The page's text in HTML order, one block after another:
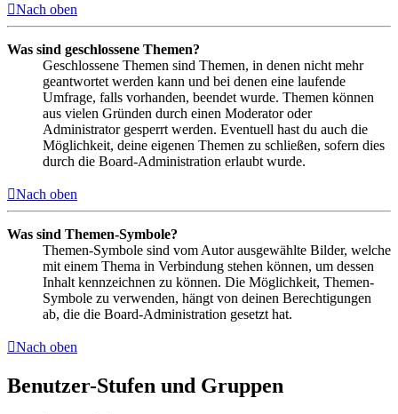
Nach oben
Was sind geschlossene Themen?
Geschlossene Themen sind Themen, in denen nicht mehr
geantwortet werden kann und bei denen eine laufende
Umfrage, falls vorhanden, beendet wurde. Themen können
aus vielen Gründen durch einen Moderator oder
Administrator gesperrt werden. Eventuell hast du auch die
Möglichkeit, deine eigenen Themen zu schließen, sofern dies
durch die Board-Administration erlaubt wurde.
Nach oben
Was sind Themen-Symbole?
Themen-Symbole sind vom Autor ausgewählte Bilder, welche
mit einem Thema in Verbindung stehen können, um dessen
Inhalt kennzeichnen zu können. Die Möglichkeit, Themen-
Symbole zu verwenden, hängt von deinen Berechtigungen
ab, die die Board-Administration gesetzt hat.
Nach oben
Benutzer-Stufen und Gruppen